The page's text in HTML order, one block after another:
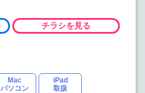
チラシを見る
Mac
パソコン
iPad
取扱